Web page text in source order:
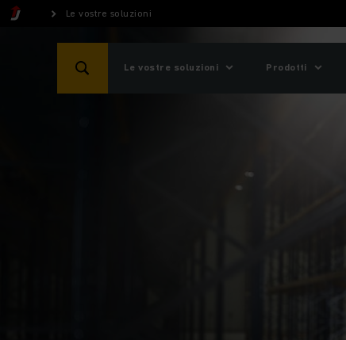
Le vostre soluzioni
Le vostre soluzioni Prodotti